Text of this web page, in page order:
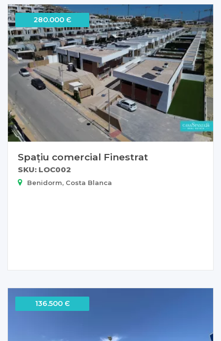
280.000 Є
Spațiu comercial Finestrat
SKU: LOC002
Benidorm, Costa Blanca
136.500 Є